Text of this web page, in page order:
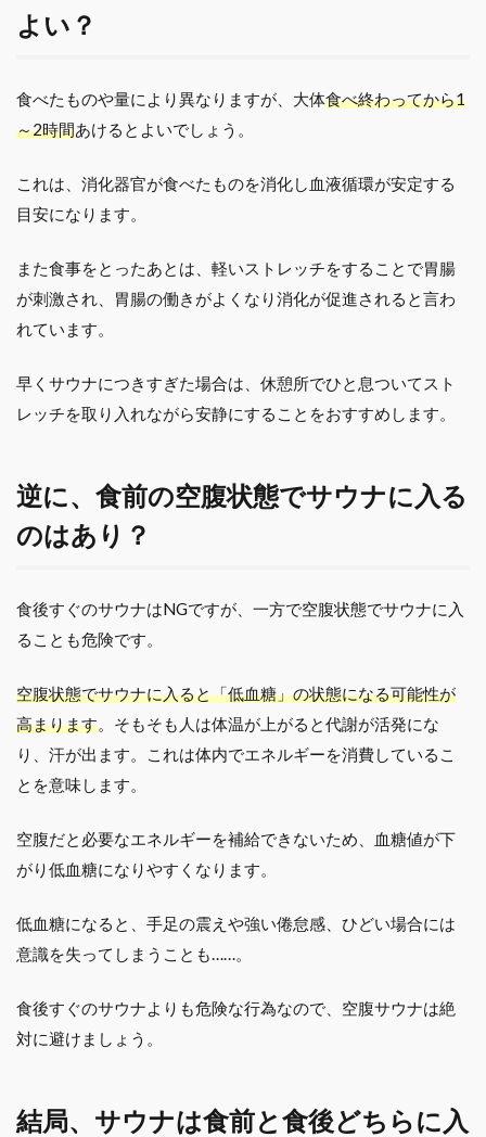
よい？
食べたものや量により異なりますが、大体食べ終わってから1
～2時間あけるとよいでしょう。
これは、消化器官が食べたものを消化し血液循環が安定する
目安になります。
また食事をとったあとは、軽いストレッチをすることで胃腸
が刺激され、胃腸の働きがよくなり消化が促進されると言わ
れています。
早くサウナにつきすぎた場合は、休憩所でひと息ついてスト
レッチを取り入れながら安静にすることをおすすめします。
逆に、食前の空腹状態でサウナに入る
のはあり？
食後すぐのサウナはNGですが、一方で空腹状態でサウナに入
ることも危険です。
空腹状態でサウナに入ると「低血糖」の状態になる可能性が
高まります。そもそも人は体温が上がると代謝が活発にな
り、汗が出ます。これは体内でエネルギーを消費しているこ
とを意味します。
空腹だと必要なエネルギーを補給できないため、血糖値が下
がり低血糖になりやすくなります。
低血糖になると、手足の震えや強い倦怠感、ひどい場合には
意識を失ってしまうことも……。
食後すぐのサウナよりも危険な行為なので、空腹サウナは絶
対に避けましょう。
結局、サウナは食前と食後どちらに入